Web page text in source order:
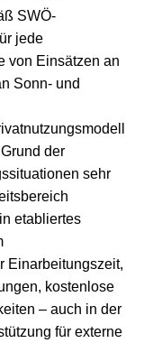
SWÖ-
jede
von Einsätzen an
Sonn- und
der
sehr
etabliertes
Einarbeitungszeit,
kostenlose
– auch in der
für externe